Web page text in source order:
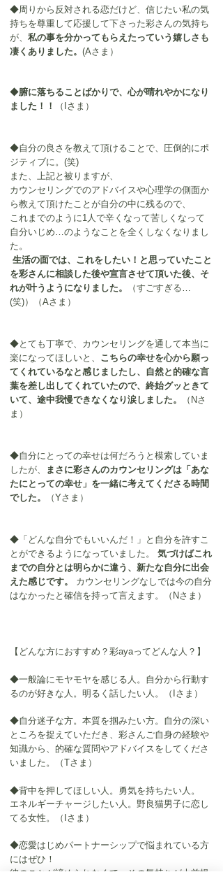
◆周りから反対される恋だけど、信じたい私の気
持ちを尊重して応援して下さった彩さんの気持ち
が、 私の事を分かってもらえたっていう嬉しさも
凄くありました。 (Aさま）
◆腑に落ちることばかりで、心が晴れやかになり
ました！！
（Iさま）
◆自分の良さを教えて頂けることで、圧倒的にポ
ジティブに。(笑)
また、上記と被りますが、
カウンセリングでのアドバイスや心理学の側面か
ら教えて頂けたことが自分の中に残るので、
これまでのように1人で辛くなって苦しくなって
自分いじめ…のようなことを全くしなくなりまし
た。
生活の面では、これをしたい！と思っていたこと
を彩さんに相談した後や宣言させて頂いた後、そ
れが叶うようになりました。
（すごすぎる…
(笑)）（Aさま）
◆とても丁寧で、カウンセリングを通して本当に
楽になってほしいと、 こちらの幸せを心から願っ
てくれているなと感じましたし、自然と的確な言
葉を差し出してくれていたので、終始グッときて
いて、途中我慢できなくなり涙しました。
（Nさ
ま）
◆自分にとっての幸せは何だろうと模索していま
したが、
まさに彩さんのカウンセリングは「あな
たにとっての幸せ」を一緒に考えてくださる時間
でした。
（Yさま）
◆「どんな自分でもいいんだ！」と自分を許すこ
とができるようになっていました。
気づけばこれ
までの自分とは明らかに違う、新たな自分に出会
えた感じです。
カウンセリングなしでは今の自分
はなかったと確信を持って言えます。
（Nさま）
【どんな方におすすめ？彩ayaってどんな人？】
◆一般論にモヤモヤを感じる人。自分から行動す
るのが好きな人。明るく話したい人。
（Iさま）
◆自分迷子な方。本質を掴みたい方。自分の深い
ところを捉えていただき、彩さんご自身の経験や
知識から、的確な質問やアドバイスをしてくださ
いました。（Tさま）
◆背中を押してほしい人。勇気を持ちたい人。
エネルギーチャージしたい人。野良猫男子に恋し
てる女性。
（Iさま）
◆恋愛はじめパートナーシップで悩まれている方
にはぜひ！
彼のことが諦められなくて、その気持ちが大前提